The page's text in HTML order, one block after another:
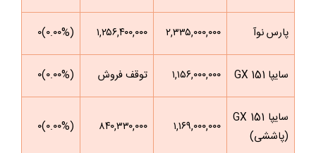
پارس نوآ ۲,۳۳۵,۰۰۰,۰۰۰ ۱,۲۵۶,۴۰۰,۰۰۰ (۰.۰۰%)۰
سایپا 151 GX ۱,۱۵۶,۰۰۰,۰۰۰ توقف فروش (۰.۰۰%)۰
سایپا 151 GX
(پاششی)
۱,۱۶۹,۰۰۰,۰۰۰ ۸۴۰,۳۳۰,۰۰۰ (۰.۰۰%)۰